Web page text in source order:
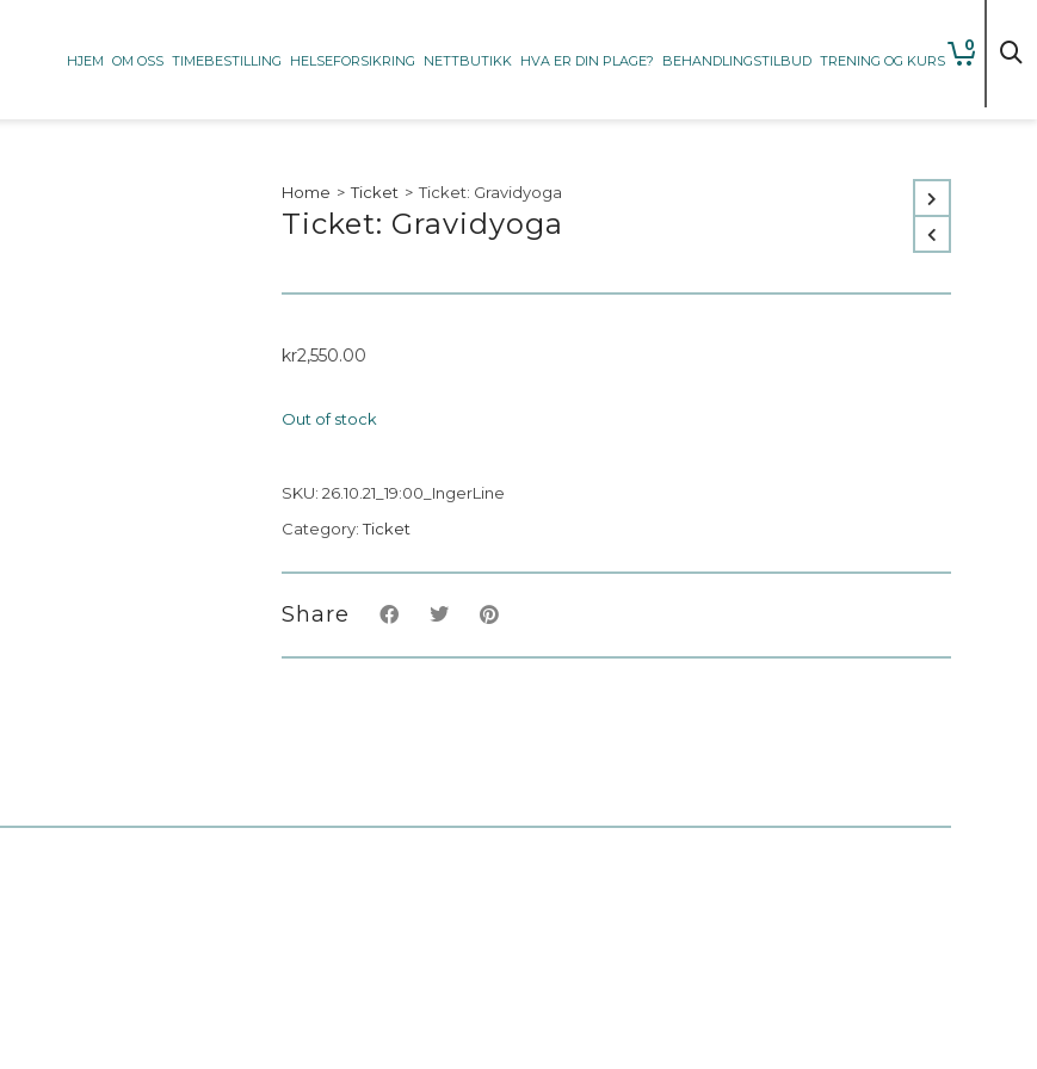
0
HJEM OM OSS TIMEBESTILLING HELSEFORSIKRING NETTBUTIKK HVA ER DIN PLAGE? BEHANDLINGSTILBUD TRENING OG KURS
Home > Ticket > Ticket: Gravidyoga
Ticket: Gravidyoga
kr2,550.00
Out of stock
SKU: 26.10.21_19:00_IngerLine
Category:Ticket
Share